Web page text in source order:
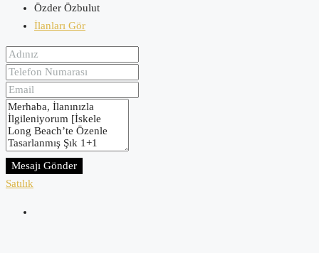
Özder Özbulut
İlanları Gör
Mesajı Gönder
Satılık